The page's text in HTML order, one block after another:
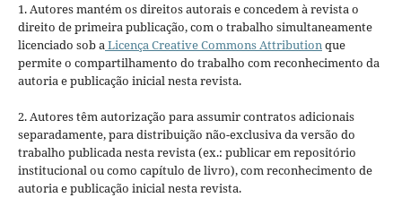
1. Autores mantém os direitos autorais e concedem à revista o
direito de primeira publicação, com o trabalho simultaneamente
licenciado sob aLicença Creative Commons Attributionque
permite o compartilhamento do trabalho com reconhecimento da
autoria e publicação inicial nesta revista.
2. Autores têm autorização para assumir contratos adicionais
separadamente, para distribuição não-exclusiva da versão do
trabalho publicada nesta revista (ex.: publicar em repositório
institucional ou como capítulo de livro), com reconhecimento de
autoria e publicação inicial nesta revista.